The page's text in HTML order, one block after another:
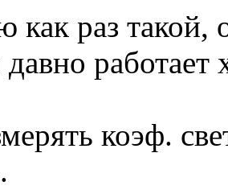
как раз такой,
коэф.